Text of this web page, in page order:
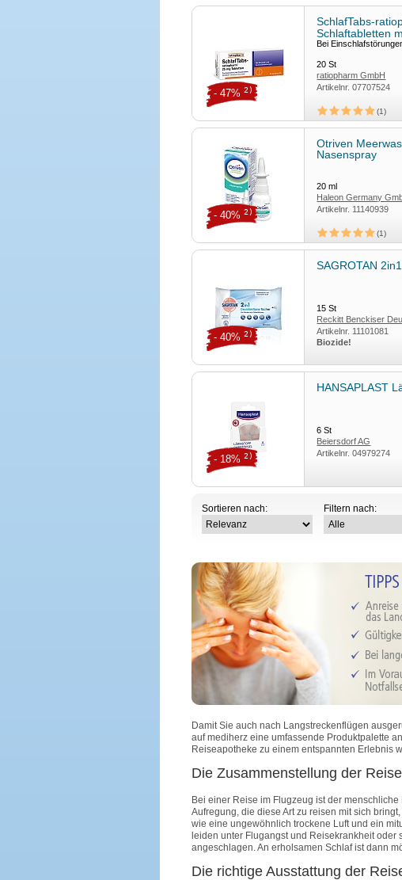
SchlafTabs-
Schlaftabletten
Bei
20St
ratiopharm GmbH
Artikelnr.07707524
1
- 47% 2)
Otriven
Nasenspray
20ml
Haleon Germany
Artikelnr. 11140939
1
- 40% 2)
SAGROTAN
15St
Reckitt Benckiser
Artikelnr. 11101081
Biozide!
- 40% 2)
HANSAPLAST
6St
Beiersdorf AG
Artikelnr.04979274
- 18% 2)
Sortieren nach: Filtern nach:
Damit Sie auch nach Langstreckenflügen
auf mediherz eine umfassende Produktpalette
Reiseapotheke zu einem entspannten Erlebnis
Die Zusammenstellung der
Bei einer Reise im Flugzeug ist der
Aufregung, die diese Art zu reisen mit sich
wie eine ungewöhnlich trockene Luft und ein
leiden unter Flugangst und Reisekrankheit oder
angeschlagen. An erholsamen Schlaf ist dann
Die richtige Ausstattung der